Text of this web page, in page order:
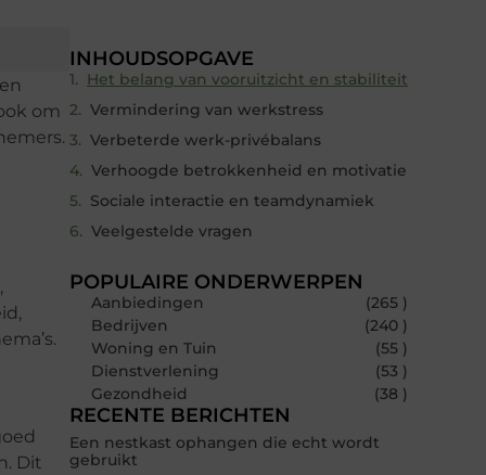
om
Dit
INHOUDSOPGAVE
Het belang van vooruitzicht en stabiliteit
Vermindering van werkstress
Verbeterde werk-privébalans
Verhoogde betrokkenheid en motivatie
Sociale interactie en teamdynamiek
Veelgestelde vragen
POPULAIRE ONDERWERPEN
Aanbiedingen
(265 )
Bedrijven
(240 )
Woning en Tuin
(55 )
Dienstverlening
(53 )
Gezondheid
(38 )
RECENTE BERICHTEN
Een nestkast ophangen die echt wordt
gebruikt